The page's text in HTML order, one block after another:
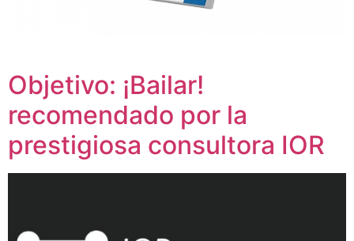
Objetivo: ¡Bailar!
recomendado por la
prestigiosa consultora IOR